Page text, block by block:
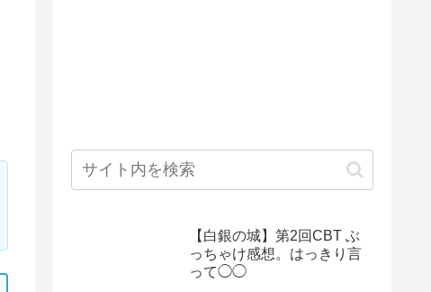
【白銀の城】第2回CBT ぶ
っちゃけ感想。はっきり言
って◯◯